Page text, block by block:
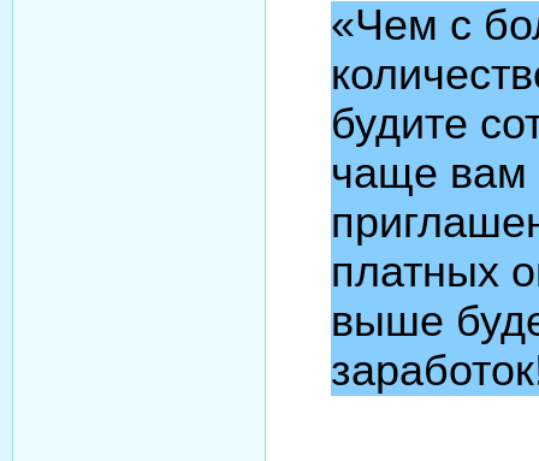
«Чем с
будите
чаще вам
платных
выше